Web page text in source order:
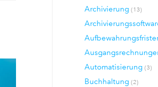
Archivierung(13)
Automatisierung(3)
Buchhaltung(2)